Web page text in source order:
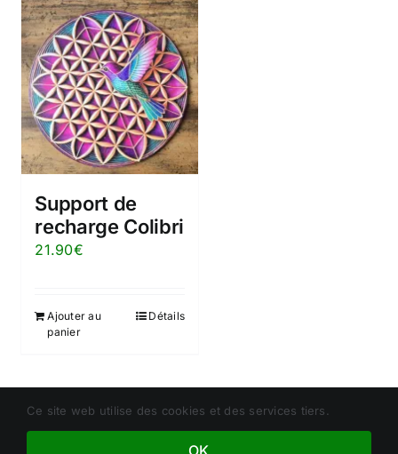
Support de
recharge Colibri
21.90€
Ajouter au
panier
Détails
Copyright © depuis 2023 Christophe Duculty - Cabinet
Ce site web utilise des cookies et des services tiers.
OK